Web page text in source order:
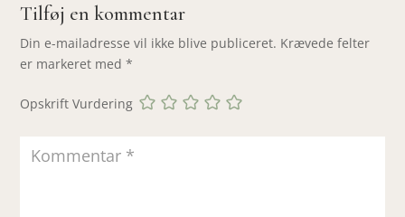
Tilføj en kommentar
Din e-mailadresse vil ikke blive publiceret. Krævede felter
er markeret med*
Opskrift Vurdering